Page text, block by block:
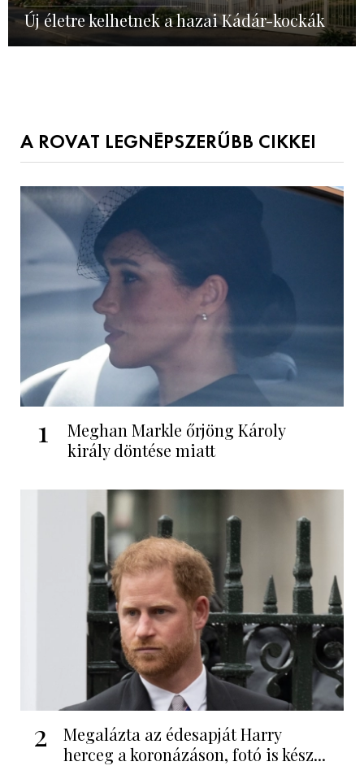
Új életre kelhetnek a hazai Kádár-kockák
A ROVAT LEGNÉPSZERŰBB CIKKEI
1
Meghan Markle őrjöng Károly
király döntése miatt
2
Megalázta az édesapját Harry
herceg a koronázáson, fotó is kész...